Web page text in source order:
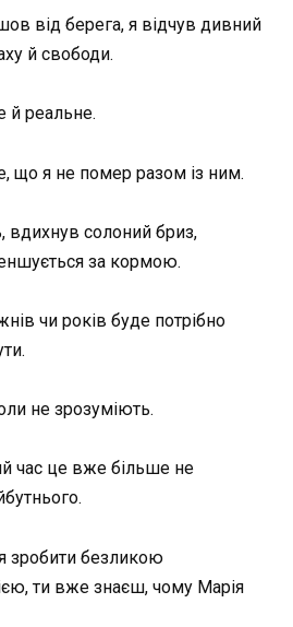
від берега, я відчув дивний
й свободи.
й реальне.
що я не помер разом із ним.
вдихнув солоний бриз,
за кормою.
чи років буде потрібно
не зрозуміють.
час це вже більше не
зробити безликою
ти вже знаєш, чому Марія